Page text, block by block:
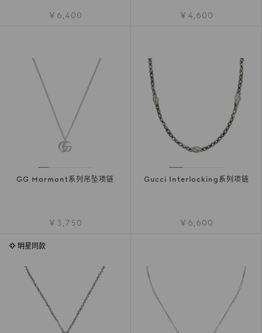
￥6,400 ￥4,600
GG Marmont系列吊坠项链
￥3,750
Gucci Interlocking系列项链
￥6,600
明星同款